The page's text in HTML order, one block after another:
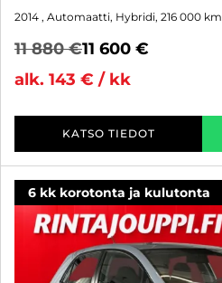
2014 , Automaatti, Hybridi, 216 000 km
11 880 €11 600 €
alk. 143 € / kk
KATSO TIEDOT
6 kk korotonta ja kulutonta